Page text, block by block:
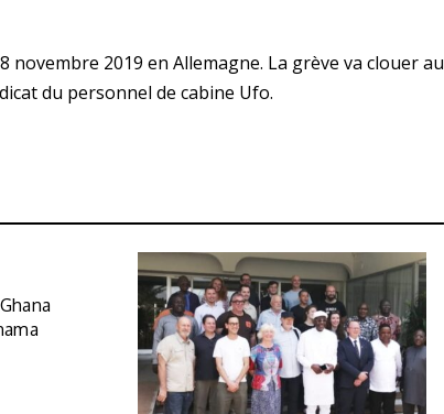
2019 en Allemagne. La grève va clouer au
du personnel de cabine Ufo.